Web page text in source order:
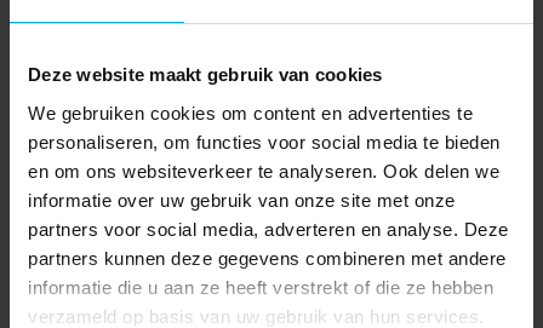
Deze website maakt gebruik van cookies
We gebruiken cookies om content en advertenties te
personaliseren, om functies voor social media te bieden
en om ons websiteverkeer te analyseren. Ook delen we
informatie over uw gebruik van onze site met onze
partners voor social media, adverteren en analyse. Deze
partners kunnen deze gegevens combineren met andere
informatie die u aan ze heeft verstrekt of die ze hebben
verzameld op basis van uw gebruik van hun services.